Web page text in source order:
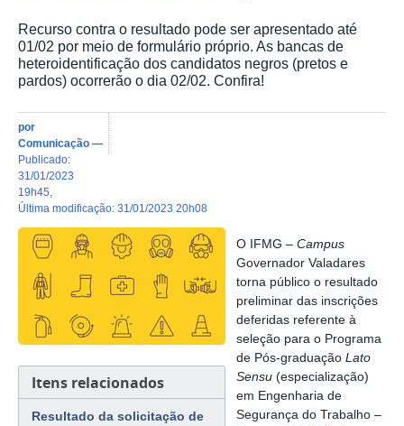
Recurso contra o resultado pode ser apresentado até
01/02 por meio de formulário próprio. As bancas de
heteroidentificação dos candidatos negros (pretos e
pardos) ocorrerão o dia 02/02. Confira!
por
Comunicação —
publicado:
31/01/2023
19h45
última modificação: 31/01/2023 20h08
Itens relacionados
Resultado da solicitação de
O IFMG –Campus
Governador Valadares
torna público o resultado
preliminar das inscrições
deferidas referente à
seleção para o Programa
de Pós-graduaçãoLato
Sensu (especialização)
em Engenharia de
Segurança do Trabalho –